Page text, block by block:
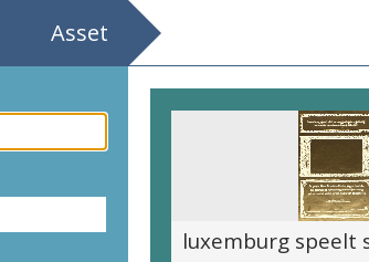
Asset
Vormgevers bekennen kleur / Galerie van het Vizo / tentoonstelling